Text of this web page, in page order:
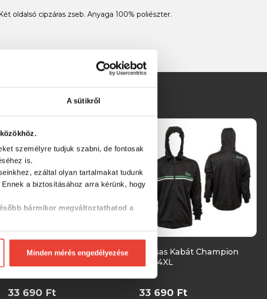
A sütikről
személyre tudjuk szabni, de fontosak
is.
ezáltal olyan tartalmakat tudunk
a biztosításához arra kérünk, hogy
bármikor megváltoztathatod a
Minden mérés engedélyezése
oldalsó cipzáras zseb. Anyaga 100% poliészter.
Sensas Kabát Champion
33 690 Ft
Sensas Kabát Champion
Soft 4XL
33 690 Ft